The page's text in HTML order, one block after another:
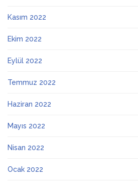
Kasım 2022
Ekim 2022
Eylül 2022
Temmuz 2022
Haziran 2022
Mayıs 2022
Nisan 2022
Ocak 2022